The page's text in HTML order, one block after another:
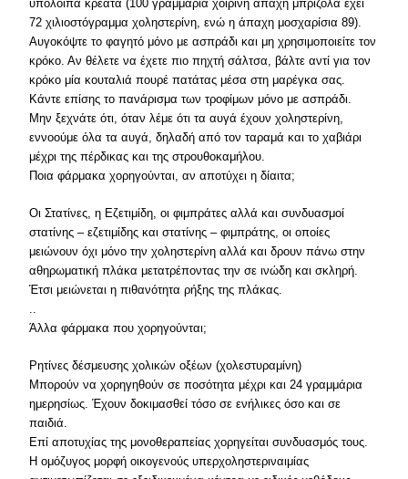
υπόλοιπα κρέατα (100 γραμμάρια χοιρινή άπαχη μπριζόλα έχει
72 χιλιοστόγραμμα χοληστερίνη, ενώ η άπαχη μοσχαρίσια 89).
Αυγοκόψτε το φαγητό μόνο με ασπράδι και μη χρησιμοποιείτε τον
κρόκο. Αν θέλετε να έχετε πιο πηχτή σάλτσα, βάλτε αντί για τον
κρόκο μία κουταλιά πουρέ πατάτας μέσα στη μαρέγκα σας.
Κάντε επίσης το πανάρισμα των τροφίμων μόνο με ασπράδι.
Μην ξεχνάτε ότι, όταν λέμε ότι τα αυγά έχουν χοληστερίνη,
εννοούμε όλα τα αυγά, δηλαδή από τον ταραμά και το χαβιάρι
μέχρι της πέρδικας και της στρουθοκαμήλου.
Ποια φάρμακα χορηγούνται, αν αποτύχει η δίαιτα;
Οι Στατίνες, η Εζετιμίδη, οι φιμπράτες αλλά και συνδυασμοί
στατίνης – εζετιμίδης και στατίνης – φιμπράτης, οι οποίες
μειώνουν όχι μόνο την χοληστερίνη αλλά και δρουν πάνω στην
αθηρωματική πλάκα μετατρέποντας την σε ινώδη και σκληρή.
Έτσι μειώνεται η πιθανότητα ρήξης της πλάκας.
..
Άλλα φάρμακα που χορηγούνται;
Ρητίνες δέσμευσης χολικών οξέων (χολεστυραμίνη)
Μπορούν να χορηγηθούν σε ποσότητα μέχρι και 24 γραμμάρια
ημερησίως. Έχουν δοκιμασθεί τόσο σε ενήλικες όσο και σε
παιδιά.
Επί αποτυχίας της μονοθεραπείας χορηγείται συνδυασμός τους.
Η ομόζυγος μορφή οικογενούς υπερχοληστεριναιμίας